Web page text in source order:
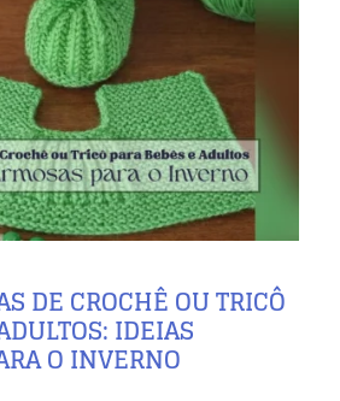
DE CROCHÊ OU TRICÔ
IDEIAS
O INVERNO